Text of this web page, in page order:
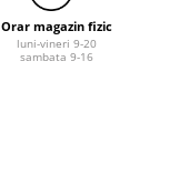
Orar magazin fizic
luni-vineri 9-20
sambata 9-16